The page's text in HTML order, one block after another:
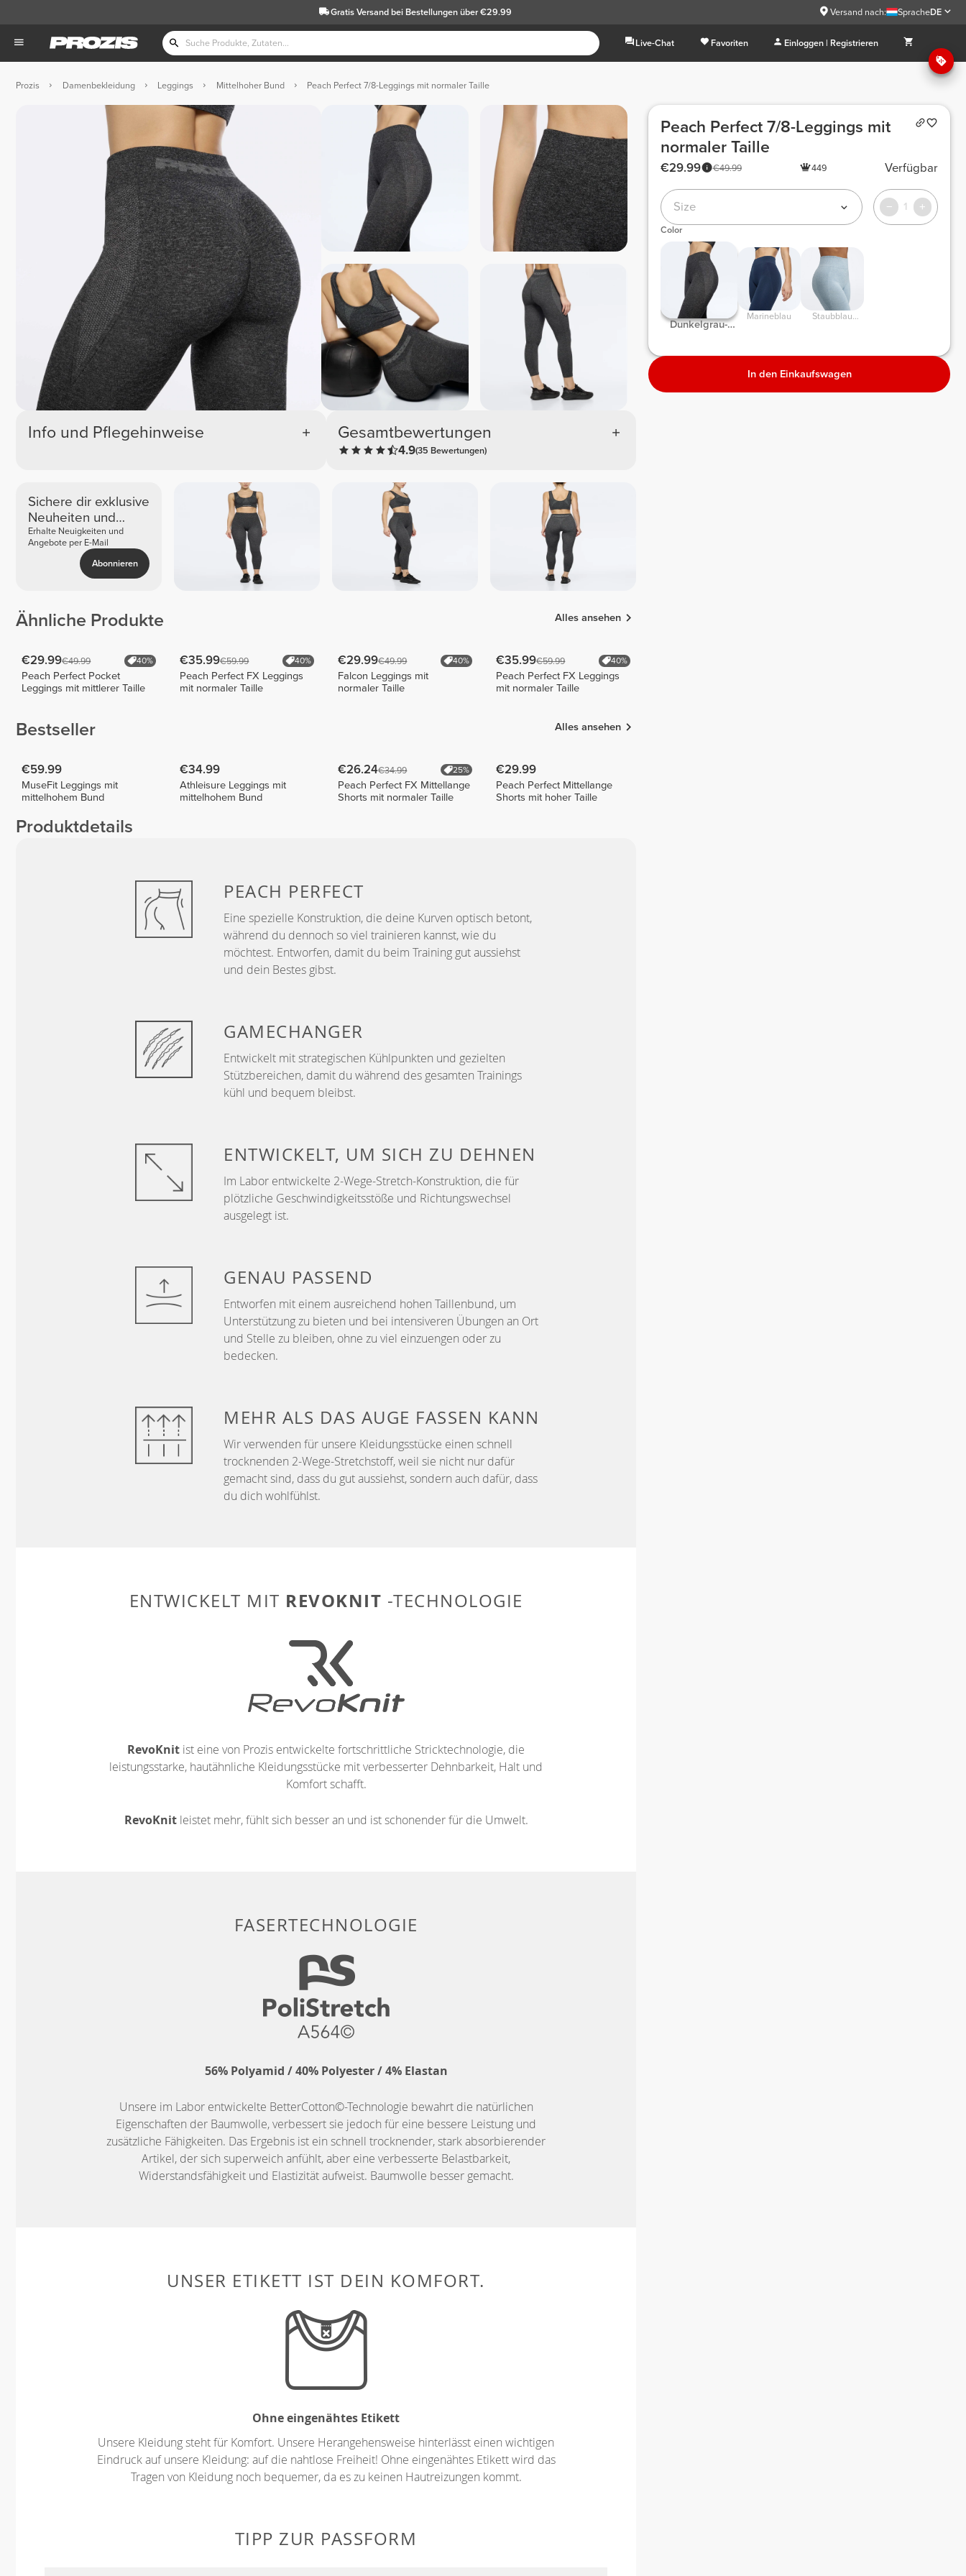
Gratis Versandbei Bestellungen über €29.99 Versand nach: SpracheDE
Live-Chat Favoriten Einloggen | Registrieren
Prozis Damenbekleidung Leggings Mittelhoher Bund Peach Perfect 7/8-Leggings mit normaler Taille
Info und Pflegehinweise Gesamtbewertungen
4.9(35 Bewertungen)
Sichere dir exklusive
Neuheiten und
Angebote
Erhalte Neuigkeiten und
Angebote per E-Mail
Abonnieren
Ähnliche Produkte Alles ansehen
€29.99€49.99 40%
Peach Perfect Pocket
Leggings mit mittlerer Taille
€35.99€59.99 40%
Peach Perfect FX Leggings
mit normaler Taille
€29.99€49.99 40%
Falcon Leggings mit
normaler Taille
€35.99€59.99 40%
Peach Perfect FX Leggings
mit normaler Taille
Bestseller Alles ansehen
€59.99
MuseFit Leggings mit
mittelhohem Bund
€34.99
Athleisure Leggings mit
mittelhohem Bund
€26.24€34.99 25%
Peach Perfect FX Mittellange
Shorts mit normaler Taille
€29.99
Peach Perfect Mittellange
Shorts mit hoher Taille
Produktdetails
PEACH PERFECT
Eine spezielle Konstruktion, die deine Kurven optisch betont,
während du dennoch so viel trainieren kannst, wie du
möchtest. Entworfen, damit du beim Training gut aussiehst
und dein Bestes gibst.
GAMECHANGER
Entwickelt mit strategischen Kühlpunkten und gezielten
Stützbereichen, damit du während des gesamten Trainings
kühl und bequem bleibst.
ENTWICKELT, UM SICH ZU DEHNEN
Im Labor entwickelte 2-Wege-Stretch-Konstruktion, die für
plötzliche Geschwindigkeitsstöße und Richtungswechsel
ausgelegt ist.
GENAU PASSEND
Entworfen mit einem ausreichend hohen Taillenbund, um
Unterstützung zu bieten und bei intensiveren Übungen an Ort
und Stelle zu bleiben, ohne zu viel einzuengen oder zu
bedecken.
MEHR ALS DAS AUGE FASSEN KANN
Wir verwenden für unsere Kleidungsstücke einen schnell
trocknenden 2-Wege-Stretchstoff, weil sie nicht nur dafür
gemacht sind, dass du gut aussiehst, sondern auch dafür, dass
du dich wohlfühlst.
ENTWICKELT MIT REVOKNIT -TECHNOLOGIE
RevoKnit ist eine von Prozis entwickelte fortschrittliche Stricktechnologie, die
leistungsstarke, hautähnliche Kleidungsstücke mit verbesserter Dehnbarkeit, Halt und
Komfort schafft.
RevoKnitleistet mehr, fühlt sich besser an und ist schonender für die Umwelt.
FASERTECHNOLOGIE
56% Polyamid / 40% Polyester / 4% Elastan
Unsere im Labor entwickelte BetterCotton©-Technologie bewahrt die natürlichen
Eigenschaften der Baumwolle, verbessert sie jedoch für eine bessere Leistung und
zusätzliche Fähigkeiten. Das Ergebnis ist ein schnell trocknender, stark absorbierender
Artikel, der sich superweich anfühlt, aber eine verbesserte Belastbarkeit,
Widerstandsfähigkeit und Elastizität aufweist. Baumwolle besser gemacht.
UNSER ETIKETT IST DEIN KOMFORT.
Ohne eingenähtes Etikett
Unsere Kleidung steht für Komfort. Unsere Herangehensweise hinterlässt einen wichtigen
Eindruck auf unsere Kleidung: auf die nahtlose Freiheit! Ohne eingenähtes Etikett wird das
Tragen von Kleidung noch bequemer, da es zu keinen Hautreizungen kommt.
TIPP ZUR PASSFORM
Peach Perfect 7/8-Leggings mit
normaler Taille
€49.99
€29.99 449 Verfügbar
Size 1
Color
Dunkelgrau-
Marineblau
Staubblau
In den Einkaufswagen